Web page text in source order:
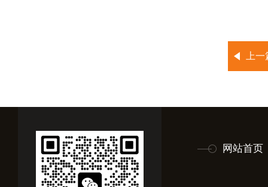
上
网站首页